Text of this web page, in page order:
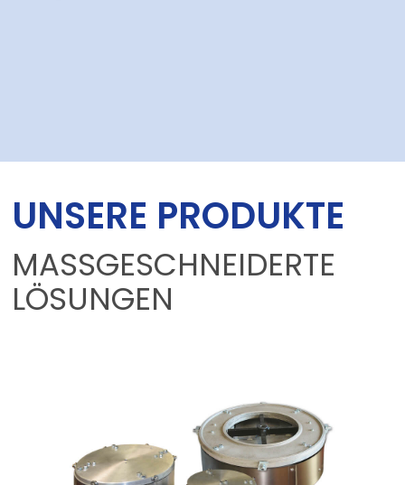
UNSERE PRODUKTE
MASSGESCHNEIDERTE
LÖSUNGEN